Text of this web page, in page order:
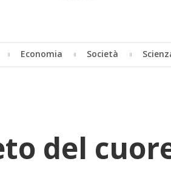
Economia Società
del